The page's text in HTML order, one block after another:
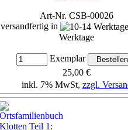
Art-Nr. CSB-00026
versandfertig in
Werktage
Exemplar
25,00 €
inkl. 7% MwSt, zzgl.